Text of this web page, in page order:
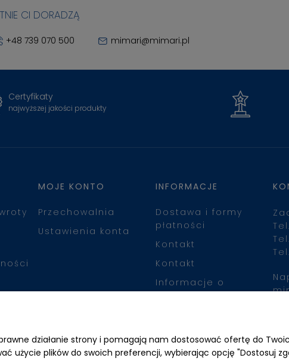
CI DORADZĄ
+48 739 070 500 mimari@mimari.pl
Certyfikaty
najwyższej jakości produkty
MOJE KONTO
Przechowalnia
Ustawienia konta
INFORMACJE
Dostawa i formy
płatności
Kontakt
Kontakt
Informacje o
działanie strony i pomagają nam dostosować ofertę do
użycie plików do swoich preferencji, wybierając opcję "Dostosuj